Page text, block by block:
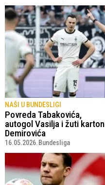
NAŠI U BUNDESLIGI
Povreda Tabakovića,
autogol Vasilja i žuti karton
Demirovića
16.05.2026. Bundesliga